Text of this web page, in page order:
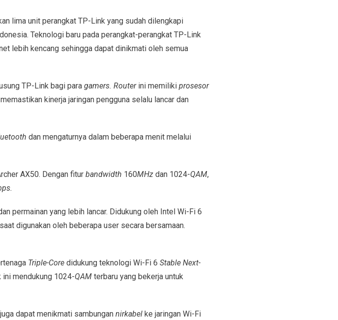
lima unit perangkat TP-Link yang sudah dilengkapi
Teknologi baru pada perangkat-perangkat TP-Link
lebih kencang sehingga dapat dinikmati oleh semua
TP-Link bagi para gamers. Routerini memilikiprosesor
kinerja jaringan pengguna selalu lancar dan
dan mengaturnya dalam beberapa menit melalui
AX50. Dengan fitur bandwidth 160MHzdan 1024-QAM,
permainan yang lebih lancar. Didukung oleh Intel Wi-Fi 6
digunakan oleh beberapa user secara bersamaan.
Triple-Coredidukung teknologi Wi-Fi 6 Stable Next-
mendukung 1024-QAMterbaru yang bekerja untuk
dapat menikmati sambungan nirkabel ke jaringan Wi-Fi